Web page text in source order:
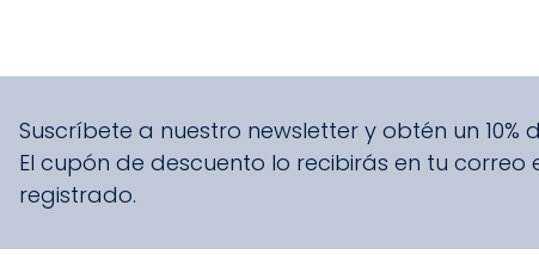
Suscríbete a nuestro newsletter y obtén un
El cupón de descuento lo recibirás en tu
registrado.